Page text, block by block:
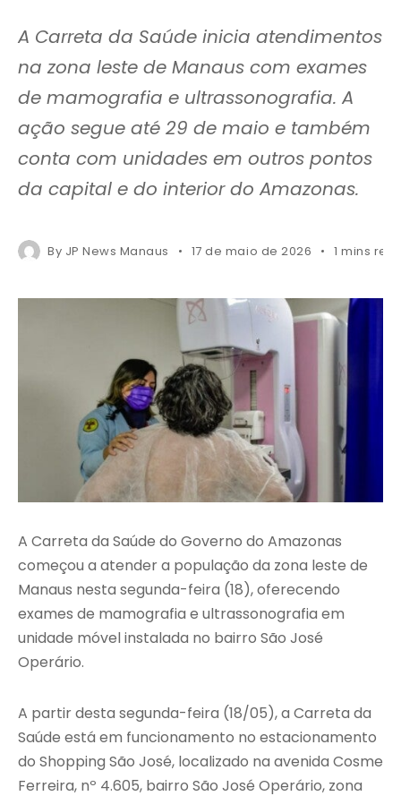
A Carreta da Saúde inicia atendimentos
na zona leste de Manaus com exames
de mamografia e ultrassonografia. A
ação segue até 29 de maio e também
conta com unidades em outros pontos
da capital e do interior do Amazonas.
By JP News Manaus 17 de maio de 2026 1 mins
A Carreta da Saúde do Governo do Amazonas
começou a atender a população da zona leste de
Manaus nesta segunda-feira (18), oferecendo
exames de mamografia e ultrassonografia em
unidade móvel instalada no bairro São José
Operário.
A partir desta segunda-feira (18/05), a Carreta da
Saúde está em funcionamento no estacionamento
do Shopping São José, localizado na avenida Cosme
Ferreira, nº 4.605, bairro São José Operário, zona